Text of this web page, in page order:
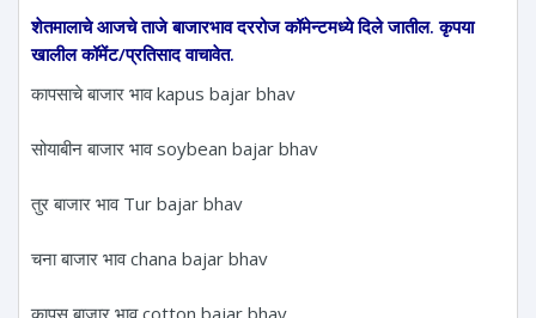
शेतमालाचे आजचे ताजे बाजारभाव दररोज कॉमेन्टमध्ये दिले जातील. कृपया
खालील कॉमेंट/प्रतिसाद वाचावेत.
कापसाचे बाजार भाव kapus bajar bhav
सोयाबीन बाजार भाव soybean bajar bhav
तुर बाजार भाव Tur bajar bhav
चना बाजार भाव chana bajar bhav
कापूस बाजार भाव cotton bajar bhav